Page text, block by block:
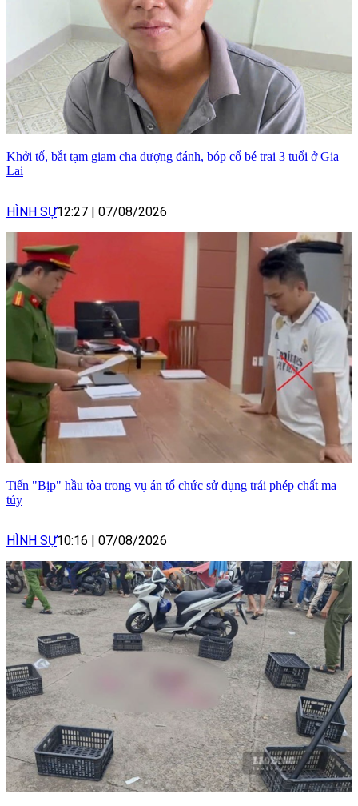
Khởi tố, bắt tạm giam cha dượng đánh, bóp cổ bé trai 3 tuổi ở Gia
Lai
HÌNH SỰ12:27 | 07/08/2026
Tiến "Bịp" hầu tòa trong vụ án tổ chức sử dụng trái phép chất ma
túy
HÌNH SỰ10:16 | 07/08/2026